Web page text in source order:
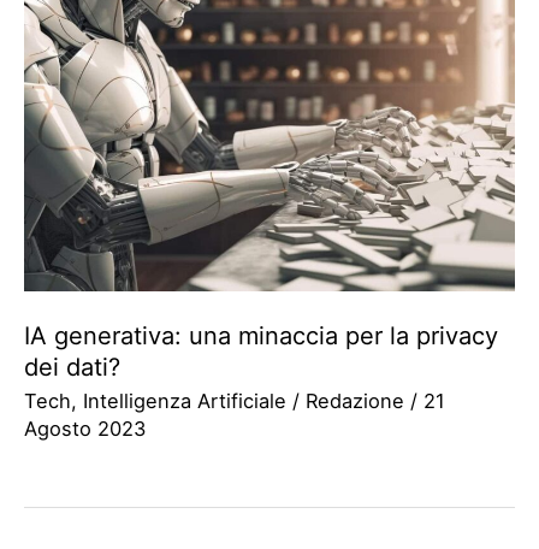
IA generativa: una minaccia per la privacy
dei dati?
Tech, Intelligenza Artificiale / Redazione / 21
Agosto 2023